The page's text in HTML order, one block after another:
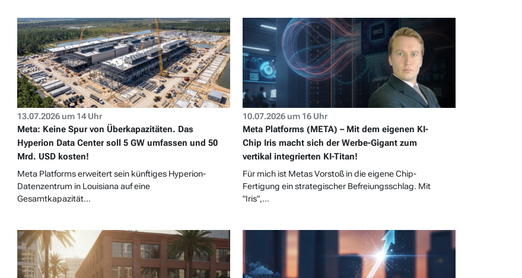
13.07.2026 um 14 Uhr
Meta: Keine Spur von Überkapazitäten. Das
Hyperion Data Center soll 5 GW umfassen und 50
Mrd. USD kosten!
Meta Platforms erweitert sein künftiges Hyperion-
Datenzentrum in Louisiana auf eine
Gesamtkapazität...
10.07.2026 um 16 Uhr
Meta Platforms (META) – Mit dem eigenen KI-
Chip Iris macht sich der Werbe-Gigant zum
vertikal integrierten KI-Titan!
Für mich ist Metas Vorstoß in die eigene Chip-
Fertigung ein strategischer Befreiungsschlag. Mit
"Iris",...